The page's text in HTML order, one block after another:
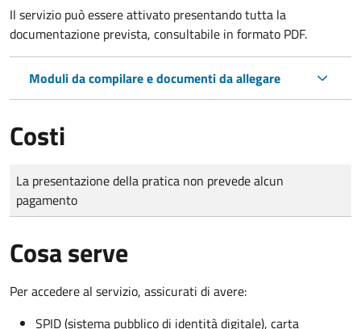
Il servizio può essere attivato presentando tutta la
documentazione prevista, consultabile in formato PDF.
Moduli da compilare e documenti da allegare
Costi
Tipo di pagamento
Importo
La presentazione della pratica non prevede alcun
pagamento
Cosa serve
Per accedere al servizio, assicurati di avere:
SPID (sistema pubblico di identità digitale), carta